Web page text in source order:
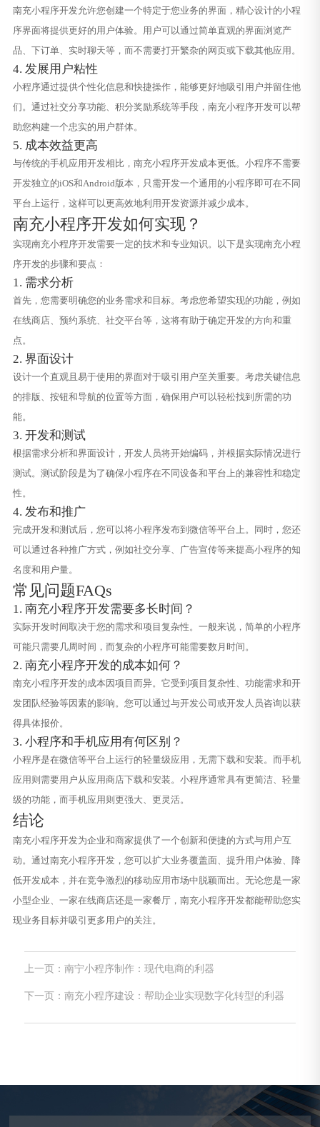
南充小程序开发允许您创建一个特定于您业务的界面，精心设计的小程
序界面将提供更好的用户体验。用户可以通过简单直观的界面浏览产
品、下订单、实时聊天等，而不需要打开繁杂的网页或下载其他应用。
4. 发展用户粘性
小程序通过提供个性化信息和快捷操作，能够更好地吸引用户并留住他
们。通过社交分享功能、积分奖励系统等手段，南充小程序开发可以帮
助您构建一个忠实的用户群体。
5. 成本效益更高
与传统的手机应用开发相比，南充小程序开发成本更低。小程序不需要
开发独立的iOS和Android版本，只需开发一个通用的小程序即可在不同
平台上运行，这样可以更高效地利用开发资源并减少成本。
南充小程序开发如何实现？
实现南充小程序开发需要一定的技术和专业知识。以下是实现南充小程
序开发的步骤和要点：
1. 需求分析
首先，您需要明确您的业务需求和目标。考虑您希望实现的功能，例如
在线商店、预约系统、社交平台等，这将有助于确定开发的方向和重
点。
2. 界面设计
设计一个直观且易于使用的界面对于吸引用户至关重要。考虑关键信息
的排版、按钮和导航的位置等方面，确保用户可以轻松找到所需的功
能。
3. 开发和测试
根据需求分析和界面设计，开发人员将开始编码，并根据实际情况进行
测试。测试阶段是为了确保小程序在不同设备和平台上的兼容性和稳定
性。
4. 发布和推广
完成开发和测试后，您可以将小程序发布到微信等平台上。同时，您还
可以通过各种推广方式，例如社交分享、广告宣传等来提高小程序的知
名度和用户量。
常见问题FAQs
1. 南充小程序开发需要多长时间？
实际开发时间取决于您的需求和项目复杂性。一般来说，简单的小程序
可能只需要几周时间，而复杂的小程序可能需要数月时间。
2. 南充小程序开发的成本如何？
南充小程序开发的成本因项目而异。它受到项目复杂性、功能需求和开
发团队经验等因素的影响。您可以通过与开发公司或开发人员咨询以获
得具体报价。
3. 小程序和手机应用有何区别？
小程序是在微信等平台上运行的轻量级应用，无需下载和安装。而手机
应用则需要用户从应用商店下载和安装。小程序通常具有更简洁、轻量
级的功能，而手机应用则更强大、更灵活。
结论
南充小程序开发为企业和商家提供了一个创新和便捷的方式与用户互
动。通过南充小程序开发，您可以扩大业务覆盖面、提升用户体验、降
低开发成本，并在竞争激烈的移动应用市场中脱颖而出。无论您是一家
小型企业、一家在线商店还是一家餐厅，南充小程序开发都能帮助您实
现业务目标并吸引更多用户的关注。
上一页：南宁小程序制作：现代电商的利器
下一页：南充小程序建设：帮助企业实现数字化转型的利器